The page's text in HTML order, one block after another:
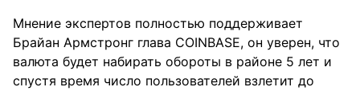
Мнение экспертов полностью поддерживает
Брайан Армстронг глава COINBASE, он уверен, что
валюта будет набирать обороты в районе 5 лет и
спустя время число пользователей взлетит до